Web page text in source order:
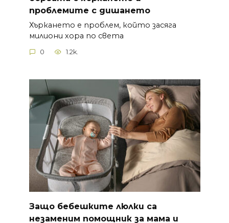
проблемите с дишането
Хъркането е проблем, който засяга
милиони хора по света
0 1.2k.
Защо бебешките люлки са
незаменим помощник за мама и